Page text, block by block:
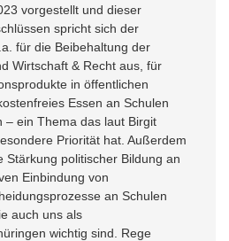
vorgestellt und dieser
spricht sich der
für die Beibehaltung der
Wirtschaft & Recht aus, für
in öffentlichen
Essen an Schulen
– ein Thema das laut Birgit
Priorität hat. Außerdem
Stärkung politischer Bildung an
Einbindung von
an Schulen
auch uns als
wichtig sind. Rege